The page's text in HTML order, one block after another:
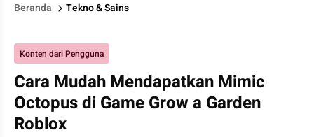
Beranda Tekno & Sains
Konten dari Pengguna
Cara Mudah Mendapatkan Mimic
Octopus di Game Grow a Garden
Roblox